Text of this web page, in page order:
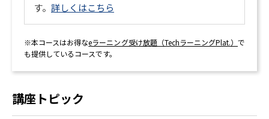
す。 詳しくはこちら
※本コースはお得なeラーニング受け放題（TechラーニングPlat.）で
も提供しているコースです。
講座トピック